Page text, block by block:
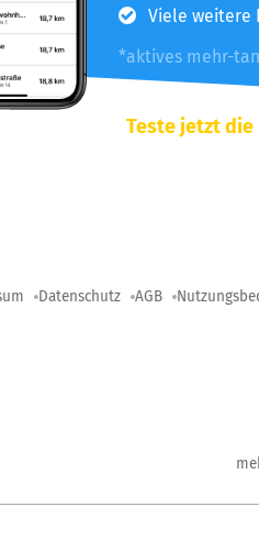
Viele weitere
*aktives mehr-
Teste jetzt die
Datenschutz AGB